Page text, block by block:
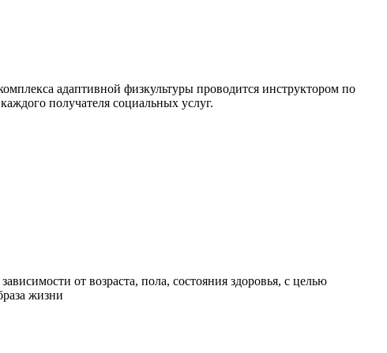
адаптивной физкультуры проводится инструктором по
получателя социальных услуг.
от возраста, пола, состояния здоровья, с целью
жизни